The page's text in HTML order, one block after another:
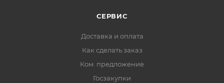
СЕРВИС
Доставка и оплата
Как сделать заказ
Ком. предложение
Госзакупки